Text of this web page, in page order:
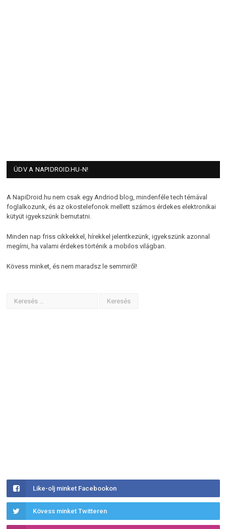
ÜDV A NAPIDROID.HU-N!
A NapiDroid.hu nem csak egy Andriod blog, mindenféle tech témával
foglalkozunk, és az okostelefonok mellett számos érdekes elektronikai
kütyüt igyekszünk bemutatni.
Minden nap friss cikkekkel, hírekkel jelentkezünk, igyekszünk azonnal
megírni, ha valami érdekes történik a mobilos világban.
Kövess minket, és nem maradsz le semmiről!
Like-olj minket Facebookon
Kövess minket Twitteren